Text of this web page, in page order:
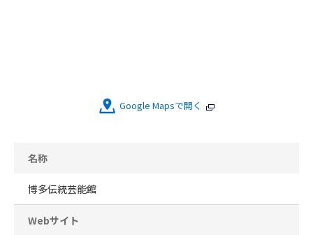
Google Mapsで開く
名称
博多伝統芸能館
Webサイト